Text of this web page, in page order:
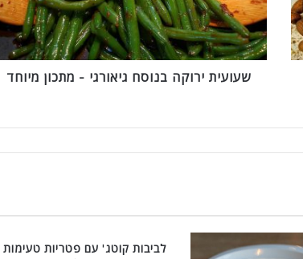
ת
ר
ו
נ
ו
שעועית ירוקה בנוסח גיאורגי - מתכון מיוחד
לביבות קוטג' עם פטריות טעימות